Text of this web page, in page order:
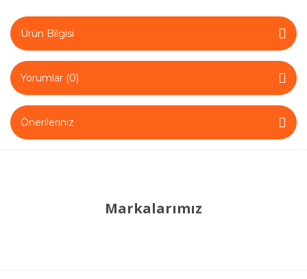
Ürün Bilgisi
Yorumlar (0)
Önerileriniz
Markalarımız